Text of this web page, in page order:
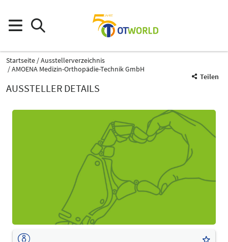
Startseite
Ausstellerverzeichnis
AMOENA Medizin-Orthopädie-Technik GmbH
Teilen
AUSSTELLER DETAILS